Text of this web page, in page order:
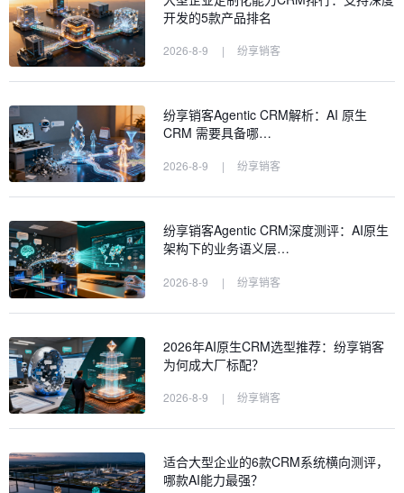
开发的5款产品排名
2026-8-9 | 纷享销客
纷享销客Agentic CRM解析：AI 原生
CRM 需要具备哪…
2026-8-9 | 纷享销客
纷享销客Agentic CRM深度测评：AI原生
架构下的业务语义层…
2026-8-9 | 纷享销客
2026年AI原生CRM选型推荐：纷享销客
为何成大厂标配？
2026-8-9 | 纷享销客
适合大型企业的6款CRM系统横向测评，
哪款AI能力最强？